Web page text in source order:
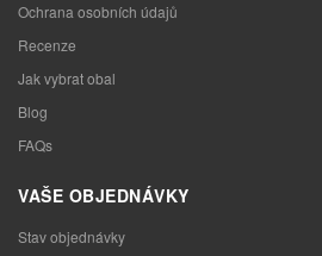
Ochrana osobních údajů
Recenze
Jak vybrat obal
Blog
FAQs
VAŠE OBJEDNÁVKY
Stav objednávky